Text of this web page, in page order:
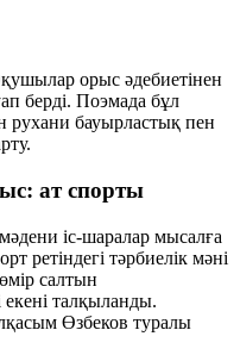
орыс әдебиетінен
берді. Поэмада бұл
рухани бауырластық пен
ат спорты
іс-шаралар мысалға
ретіндегі тәрбиелік мәні
салтын
талқыланды.
Өзбеков туралы